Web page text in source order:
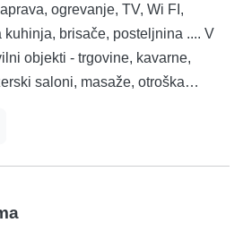
ogrevanje, TV, Wi FI,
brisače, posteljnina .... V
objekti - trgovine, kavarne,
saloni, masaže, otroška
za otroke, odbojko na mivki,
z vsemi drugimi deli mesta.
v ceno. Upamo, da boste naši